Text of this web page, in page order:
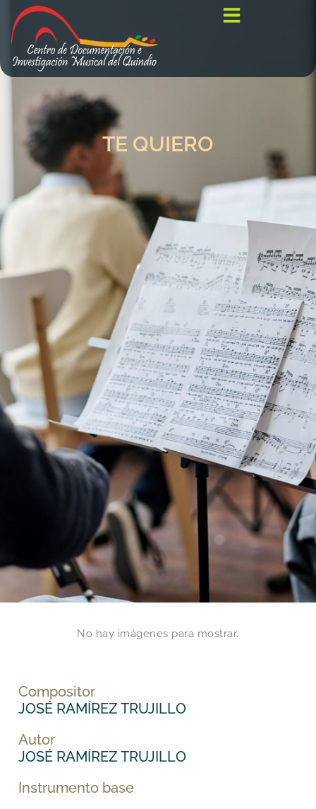
TE QUIERO
No hay imágenes para mostrar.
Compositor
JOSÉ RAMÍREZ TRUJILLO
Autor
JOSÉ RAMÍREZ TRUJILLO
Instrumento base